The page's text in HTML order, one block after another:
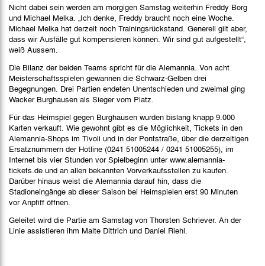
Nicht dabei sein werden am morgigen Samstag weiterhin Freddy Borg
und Michael Melka. „Ich denke, Freddy braucht noch eine Woche.
Michael Melka hat derzeit noch Trainingsrückstand. Generell gilt aber,
dass wir Ausfälle gut kompensieren können. Wir sind gut aufgestellt“,
weiß Aussem.
Die Bilanz der beiden Teams spricht für die Alemannia. Von acht
Meisterschaftsspielen gewannen die Schwarz-Gelben drei
Begegnungen. Drei Partien endeten Unentschieden und zweimal ging
Wacker Burghausen als Sieger vom Platz.
Für das Heimspiel gegen Burghausen wurden bislang knapp 9.000
Karten verkauft. Wie gewohnt gibt es die Möglichkeit, Tickets in den
Alemannia-Shops im Tivoli und in der Pontstraße, über die derzeitigen
Ersatznummern der Hotline (0241 51005244 / 0241 51005255), im
Internet bis vier Stunden vor Spielbeginn unter www.alemannia-
tickets.de und an allen bekannten Vorverkaufsstellen zu kaufen.
Darüber hinaus weist die Alemannia darauf hin, dass die
Stadioneingänge ab dieser Saison bei Heimspielen erst 90 Minuten
vor Anpfiff öffnen.
Geleitet wird die Partie am Samstag von Thorsten Schriever. An der
Linie assistieren ihm Malte Dittrich und Daniel Riehl.